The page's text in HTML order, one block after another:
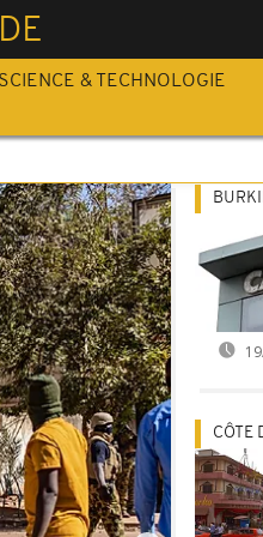
SCIENCE & TECHNOLOGIE
CÔTE